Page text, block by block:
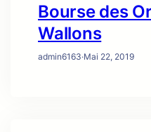
Bourse des
Wallons
admin6163·Mai 22, 2019